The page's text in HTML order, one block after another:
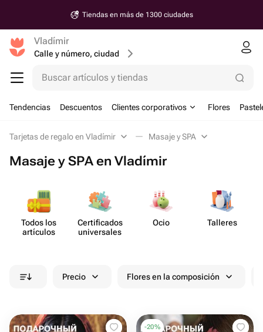
Tiendas en más de 1300 ciudades
Vladímir
Calle y número, ciudad
Buscar artículos y tiendas
Tendencias Descuentos Clientes corporativos Flores
Tarjetas de regalo en Vladímir Masaje y SPA
Masaje y SPA en Vladímir
Todos los
artículos
Certif​icados
unive​rsales
Ocio Talleres
Precio Flores en la composición
-20%